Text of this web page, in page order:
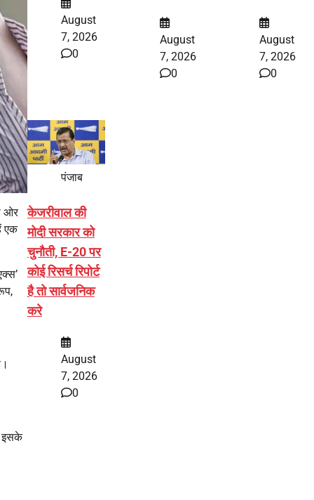
ओर
एक
इसके
August
7, 2026
0
August
7, 2026
0
August
7, 2026
0
पंजाब
केजरीवाल की
मोदी सरकार को
चुनौती, E-20 पर
कोई रिसर्च रिपोर्ट
है तो सार्वजनिक
करे
August
7, 2026
0